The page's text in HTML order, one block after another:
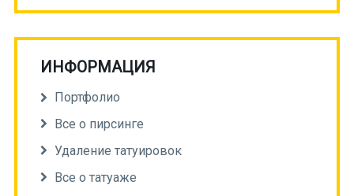
ИНФОРМАЦИЯ
Портфолио
Все о пирсинге
Удаление татуировок
Все о татуаже